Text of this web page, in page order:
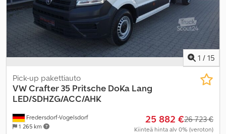
1 / 15
Fredersdorf-Vogelsdorf
1 265 km
Pick-up pakettiauto
VWCrafter 35 Pritsche DoKa Lang
LED/SDHZG/ACC/AHK
25 882 €26 723 €
Kiinteä hinta alv 0% (veroton)